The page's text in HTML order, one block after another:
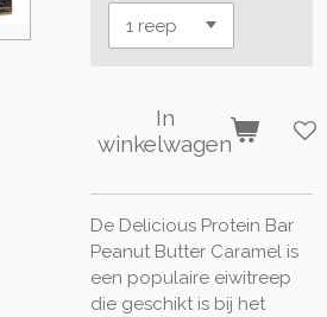
In
winkelwagen
De Delicious Protein Bar
Peanut Butter Caramel is
een populaire eiwitreep
die geschikt is bij het